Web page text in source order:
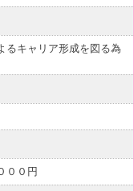
るキャリア形成を図る為
００円